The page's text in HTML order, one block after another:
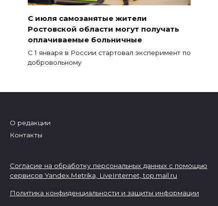
С июля самозанятые жители
Ростовской области могут получать
оплачиваемые больничные
С 1 января в России стартовал эксперимент по
добровольному
О редакции
Контакты
Согласие на обработку персональных данных с помощью
сервисов Yandex.Metrika, LiveInternet,top.mail.ru
Политика конфиденциальности и защиты информации